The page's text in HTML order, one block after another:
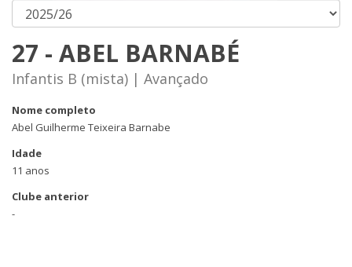
27 - ABEL BARNABÉ
Infantis B (mista) | Avançado
Nome completo
Abel Guilherme Teixeira Barnabe
Idade
11 anos
Clube anterior
-